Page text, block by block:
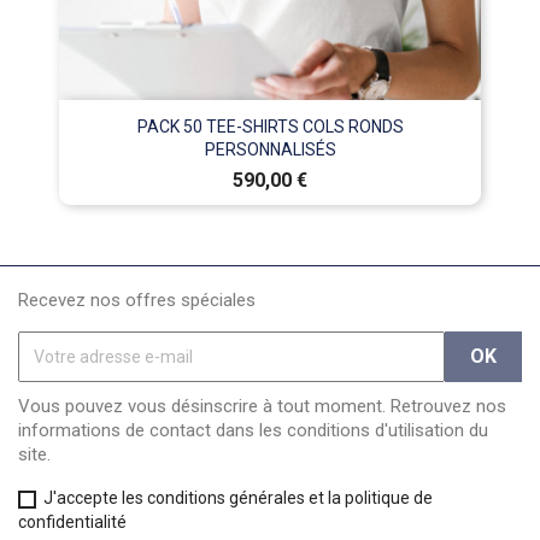
PACK 50 TEE-SHIRTS COLS RONDS
PERSONNALISÉS
Prix
590,00 €
Recevez nos offres spéciales
Vous pouvez vous désinscrire à tout moment. Retrouvez nos
informations de contact dans les conditions d'utilisation du
site.
J'accepte les conditions générales et la politique de
confidentialité